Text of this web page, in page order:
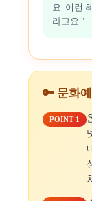
요. 이런
라고요."
🔑 문화
POINT 1